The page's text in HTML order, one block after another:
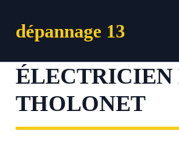
dépannage 13
ÉLECTRICIEN
THOLONET